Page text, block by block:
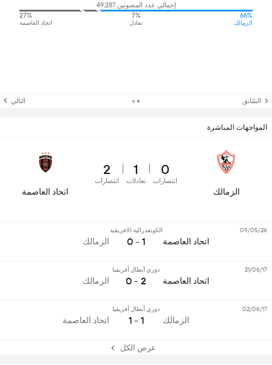
إجمالي عدد المصوتين 49,287
66%
الزمالك
7%
تعادل
27%
اتحاد العاصمة
السّابق التالي
المواجهات المباشرة
الزمالك
0
انتصارات
1
تعادلات
2
انتصارات
اتحاد العاصمة
اتحاد العاصمة
الكونفدرالية الافريقية
1 - 0 الزمالك
09/05/26
اتحاد العاصمة
دوري أبطال أفريقيا
2 - 0 الزمالك
21/06/17
الزمالك
دوري أبطال أفريقيا
1 - 1 اتحاد العاصمة
02/06/17
عرض الكل